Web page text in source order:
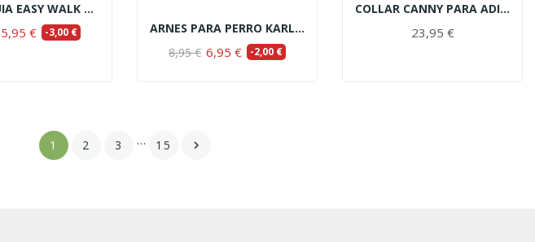
ARNES GUIA EASY WALK BASIC
5,95 € -3,00 €
ARNES PARA PERRO KARLIE EASY WALKER
8,95 € 6,95 € -2,00 €
COLLAR CANNY PARA ADIESTRAMIENTO
23,95 €
1 2 3 … 15 